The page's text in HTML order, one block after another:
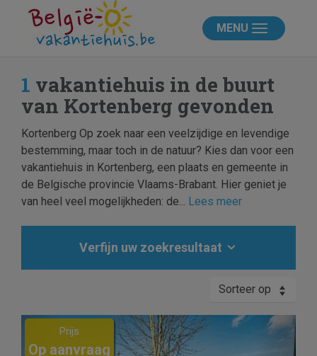
MENU
1 vakantiehuis in de buurt
van Kortenberg gevonden
Kortenberg Op zoek naar een veelzijdige en levendige
bestemming, maar toch in de natuur? Kies dan voor een
vakantiehuis in Kortenberg, een plaats en gemeente in
de Belgische provincie Vlaams-Brabant. Hier geniet je
van heel veel mogelijkheden: de... Lees meer
Verfijn uw zoekresultaat
Sorteer op
Previous Next
Prijs
Op aanvraag